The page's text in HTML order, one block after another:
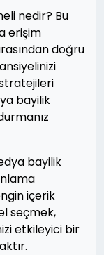
nedir? Bu
erişim
doğru
bayilik
bayilik
içerik
seçmek,
etkileyici bir